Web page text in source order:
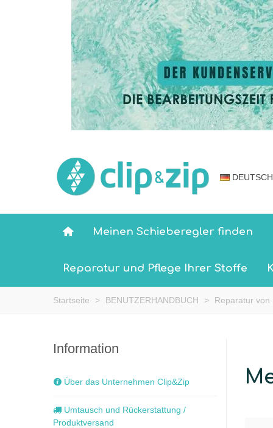
DEUTSCH
Meinen Schieberegler finden
Reparatur und Pflege Ihrer Stoffe
Startseite > BENUTZERHANDBUCH > Reparatur von
Information
Über das Unternehmen Clip&Zip
Umtausch und Rückerstattung /
Produktversand